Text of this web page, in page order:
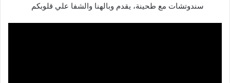
سندوتشات مع طحينة، يقدم وبالهنا والشفا علي قلوبكم